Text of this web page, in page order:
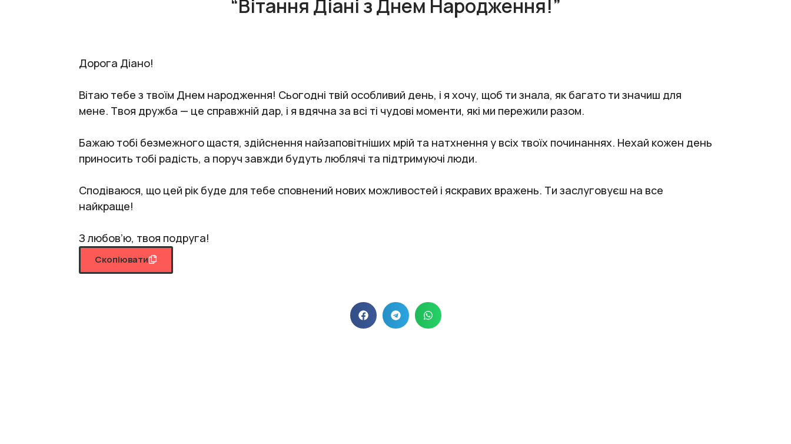
“Вітання Діані з Днем Народження!”
Дорога Діано!
Вітаю тебе з твоїм Днем народження! Сьогодні твій особливий день, і я хочу, щоб ти знала, як багато ти значиш для
мене. Твоя дружба — це справжній дар, і я вдячна за всі ті чудові моменти, які ми пережили разом.
Бажаю тобі безмежного щастя, здійснення найзаповітніших мрій та натхнення у всіх твоїх починаннях. Нехай кожен день
приносить тобі радість, а поруч завжди будуть люблячі та підтримуючі люди.
Сподіваюся, що цей рік буде для тебе сповнений нових можливостей і яскравих вражень. Ти заслуговуєш на все
найкраще!
З любов’ю, твоя подруга!
Скопіювати